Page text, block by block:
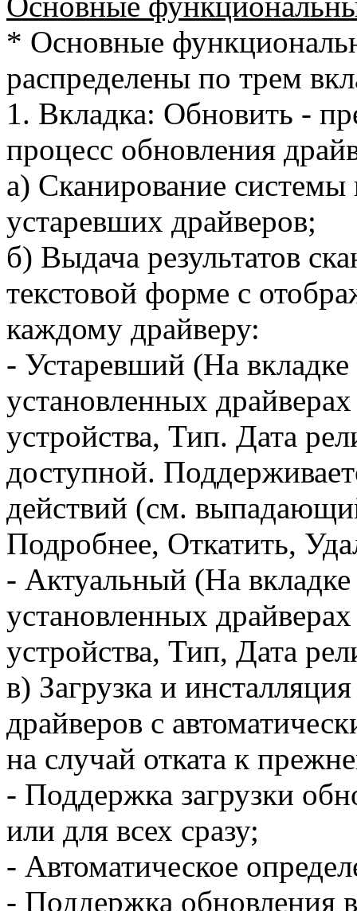
* Основные
распределены по трем
1. Вкладка: Обновить -
процесс обновления
а) Сканирование
устаревших драйверов;
б) Выдача результатов
текстовой форме с
каждому драйверу:
- Устаревший (На
установленных
устройства, Тип. Дата
доступной.
действий (см.
Подробнее, Откатить,
- Актуальный (На
установленных
устройства, Тип, Дата
в) Загрузка и
драйверов с
на случай отката к
- Поддержка загрузки
или для всех сразу;
- Автоматическое
- Поддержка обновления